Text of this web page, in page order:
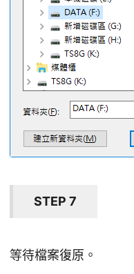
STEP 7
等待檔案復原。